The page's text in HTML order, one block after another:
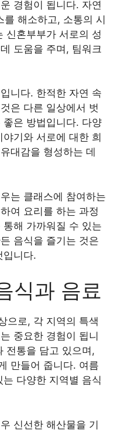
경험이 됩니다. 자연
를 해소하고, 소통의 시
신혼부부가 서로의 성
도움을 주며, 팀워크
니다. 한적한 자연 속
은 다른 일상에서 벗
은 방법입니다. 다양
기와 서로에 대한 희
대감을 형성하는 데
는 클래스에 참여하는
여 요리를 하는 과정
해 가까워질 수 있는
음식을 즐기는 것은
입니다.
식과 음료
으로, 각 지역의 특색
중요한 경험이 됩니
전통을 담고 있으며,
만들어 줍니다. 여름
다양한 지역별 음식
신선한 해산물을 기